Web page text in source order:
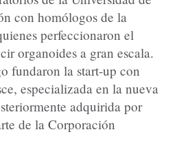
con homólogos de la
perfeccionaron el
organoides a gran escala.
fundaron la start-up con
especializada en la nueva
adquirida por
de la Corporación